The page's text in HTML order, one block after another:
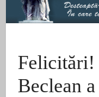
Felicitări!
Beclean